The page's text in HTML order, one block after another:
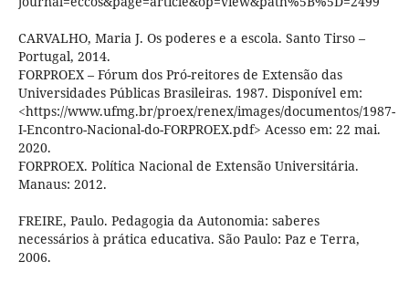
CARVALHO, Maria J. Os poderes e a escola. Santo Tirso –
Portugal, 2014.
FORPROEX – Fórum dos Pró-reitores de Extensão das
Universidades Públicas Brasileiras. 1987. Disponível em:
<https://www.ufmg.br/proex/renex/images/documentos/1987-
I-Encontro-Nacional-do-FORPROEX.pdf> Acesso em: 22 mai.
2020.
FORPROEX. Política Nacional de Extensão Universitária.
Manaus: 2012.
FREIRE, Paulo. Pedagogia da Autonomia: saberes
necessários à prática educativa. São Paulo: Paz e Terra,
2006.